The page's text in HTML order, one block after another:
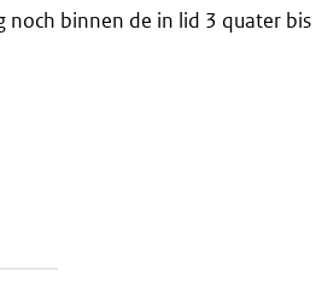
binnen de in lid 3 quater